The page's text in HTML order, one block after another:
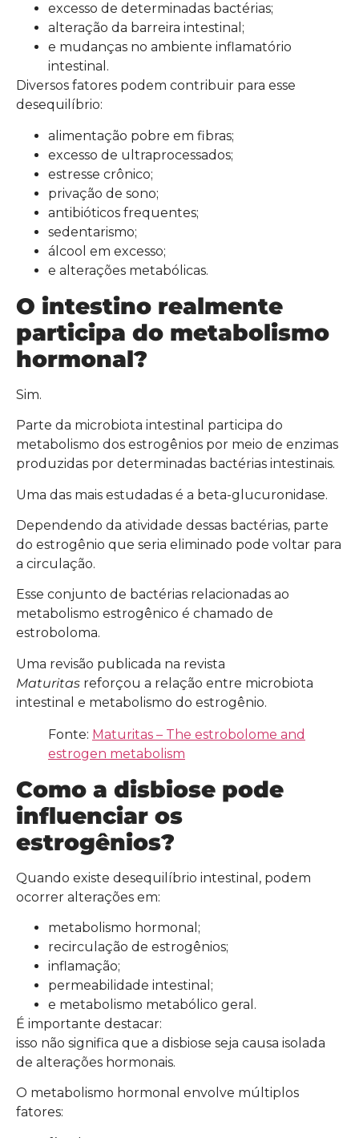
excesso de determinadas bactérias;
alteração da barreira intestinal;
e mudanças no ambiente inflamatório
intestinal.
Diversos fatores podem contribuir para esse
desequilíbrio:
alimentação pobre em fibras;
excesso de ultraprocessados;
estresse crônico;
privação de sono;
antibióticos frequentes;
sedentarismo;
álcool em excesso;
e alterações metabólicas.
O intestino realmente
participa do metabolismo
hormonal?
Sim.
Parte da microbiota intestinal participa do
metabolismo dos estrogênios por meio de enzimas
produzidas por determinadas bactérias intestinais.
Uma das mais estudadas é a beta-glucuronidase.
Dependendo da atividade dessas bactérias, parte
do estrogênio que seria eliminado pode voltar para
a circulação.
Esse conjunto de bactérias relacionadas ao
metabolismo estrogênico é chamado de
estroboloma.
Uma revisão publicada na revista
Maturitas reforçou a relação entre microbiota
intestinal e metabolismo do estrogênio.
Fonte: Maturitas – The estrobolome and
estrogen metabolism
Como a disbiose pode
influenciar os
estrogênios?
Quando existe desequilíbrio intestinal, podem
ocorrer alterações em:
metabolismo hormonal;
recirculação de estrogênios;
inflamação;
permeabilidade intestinal;
e metabolismo metabólico geral.
É importante destacar:
isso não significa que a disbiose seja causa isolada
de alterações hormonais.
O metabolismo hormonal envolve múltiplos
fatores: